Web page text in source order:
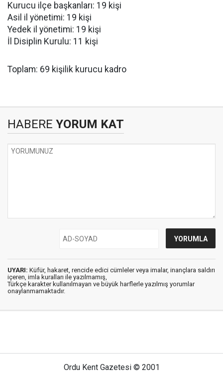
Kurucu ilçe başkanları: 19 kişi
Asil il yönetimi: 19 kişi
Yedek il yönetimi: 19 kişi
İl Disiplin Kurulu: 11 kişi
Toplam: 69 kişilik kurucu kadro
HABERE YORUM KAT
UYARI: Küfür, hakaret, rencide edici cümleler veya imalar, inançlara saldırı
içeren, imla kuralları ile yazılmamış,
Türkçe karakter kullanılmayan ve büyük harflerle yazılmış yorumlar
onaylanmamaktadır.
Ordu Kent Gazetesi © 2001